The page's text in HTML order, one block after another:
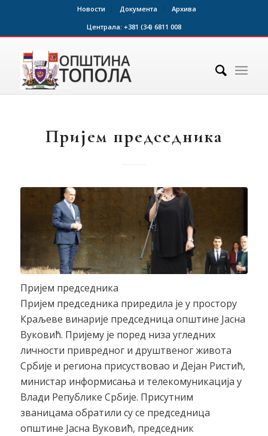
Новости Документа
Архива
Централа: +381 (34) 6811 008
Пријем председника
Пријем председника
Пријем председника приредила је у простору
Краљеве винарије председница општине Јасна
Вуковић. Пријему је поред низа угледних
личности привредног и друштвеног живота
Србије и региона присуствовао и Дејан Ристић,
министар информисања и телекомуникација у
Влади Републике Србије. Присутним
званицама обратили су се председница
општине Јасна Вуковић, председник